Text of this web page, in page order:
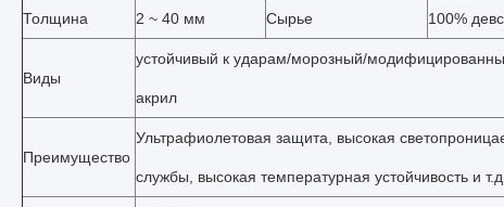
Толщина 2 ~ 40 мм Сырье 100%
Виды
устойчивый к ударам/морозный/
акрил
Преимущество
Ультрафиолетовая защита, высокая
службы, высокая температурная устойчивость и т.д.